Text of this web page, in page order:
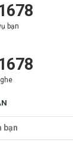
bạn